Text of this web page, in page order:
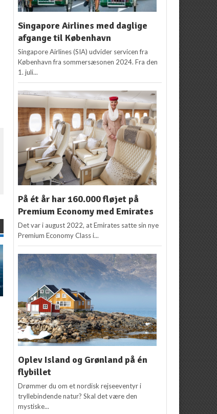
NYHEDER
Uhørt lav pris for
Business Class til
Thailand: Fra kr.
8.945,- t/r
Flemming Poulsen
maj 2016
Qatar Airways med
kampagnepriser fra kr.
2.995,-
Flemming Poulsen
april 2016
Singapore Airlines med daglige
afgange til København
Singapore Airlines (SIA) udvider servicen fra
København fra sommersæsonen 2024. Fra den
1. juli...
På ét år har 160.000 fløjet på
Premium Economy med Emirates
Det var i august 2022, at Emirates satte sin nye
Premium Economy Class i...
Oplev Island og Grønland på én
flybillet
Drømmer du om et nordisk rejseeventyr i
tryllebindende natur? Skal det være den
mystiske...